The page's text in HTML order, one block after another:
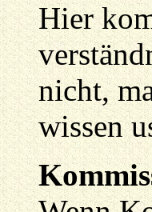
Hier
nicht,
wissen